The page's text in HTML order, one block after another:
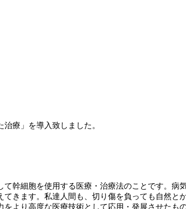
療」を導入致しました。
幹細胞を使用する医療・治療法のことです。病
きます。私達人間も、切り傷を負っても自然と
より高度な医療技術として応用・発展させたも